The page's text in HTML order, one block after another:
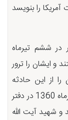
را بنویسد
در ششم تیرماه
ایشان را ترور
از این حادثه
محفوظ داشت و فردای آن روز یعنی در هفتم تیرماه 1360 در دفتر
آیت الله